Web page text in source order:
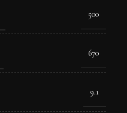
500
670
9.1